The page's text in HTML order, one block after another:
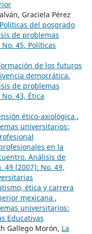
Graciela Pérez
Políticas del posgrado
de problemas
45, Políticas
de los futuros
democrática.
de problemas
43, Ética
ético-axiológica ,
universitarios:
en la
Análisis de
(2007): No. 49,
ética y carrera
mexicana ,
universitarios:
Educativas
Gallego Morón, La